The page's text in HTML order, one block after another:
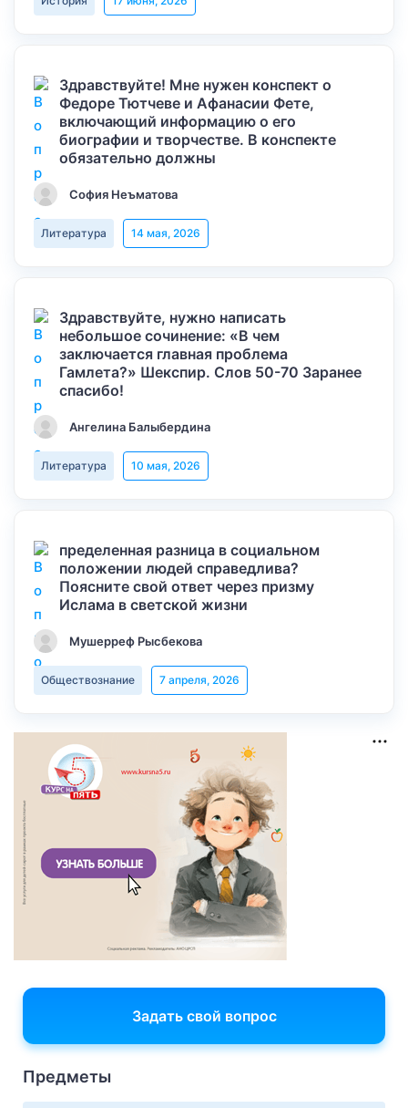
Здравствуйте! Мне нужен конспект о
Федоре Тютчеве и Афанасии Фете,
включающий информацию о его
биографии и творчестве. В конспекте
обязательно должны
София Неъматова
Литература 14 мая, 2026
Здравствуйте, нужно написать
небольшое сочинение: «В чем
заключается главная проблема
Гамлета?» Шекспир. Слов 50-70 Заранее
спасибо!
Ангелина Балыбердина
Литература 10 мая, 2026
пределенная разница в социальном
положении людей справедлива?
Поясните свой ответ через призму
Ислама в светской жизни
Мушерреф Рысбекова
Обществознание 7 апреля, 2026
Задать свой вопрос
Предметы